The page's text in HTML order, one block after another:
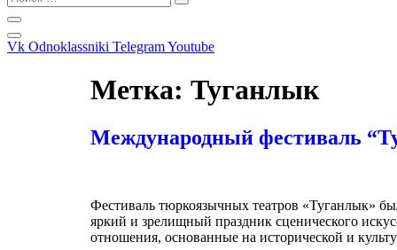
Vk Odnoklassniki TelegramYoutube
Метка: Туганлык
Международный фестиваль
Фестиваль тюркоязычных театров «Туганлык»
яркий и зрелищный праздник сценического
отношения, основанные на исторической и